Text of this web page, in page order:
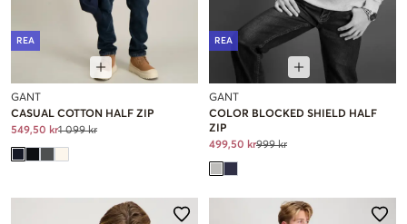
REA
GANT
CASUAL COTTON HALF ZIP
549,50 kr1 099 kr
REA
GANT
COLOR BLOCKED SHIELD HALF
ZIP
499,50 kr999 kr